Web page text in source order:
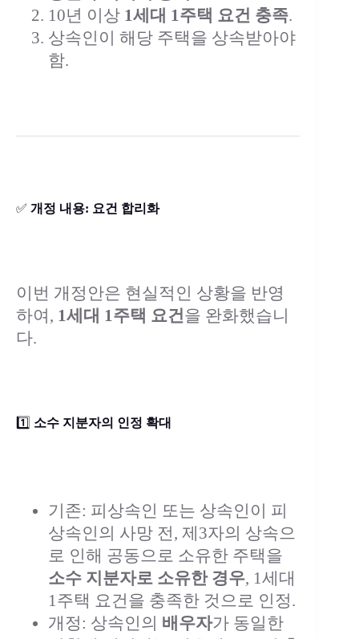
10년 이상 1세대 1주택 요건 충족.
상속인이 해당 주택을 상속받아야
함.
✅ 개정 내용: 요건 합리화
이번 개정안은 현실적인 상황을 반영
하여, 1세대 1주택 요건을 완화했습니
다.
1️⃣ 소수 지분자의 인정 확대
기존: 피상속인 또는 상속인이 피
상속인의 사망 전, 제3자의 상속으
로 인해 공동으로 소유한 주택을
소수 지분자로 소유한 경우, 1세대
1주택 요건을 충족한 것으로 인정.
개정: 상속인의 배우자가 동일한